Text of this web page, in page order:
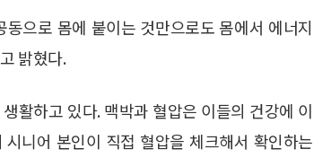
으로 몸에 붙이는 것만으로도 몸에서 에너지
밝혔다.
활하고 있다. 맥박과 혈압은 이들의 건강에 이
니어 본인이 직접 혈압을 체크해서 확인하는